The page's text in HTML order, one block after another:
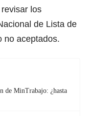
revisar los
de Lista de
no aceptados.
de MinTrabajo: ¿hasta